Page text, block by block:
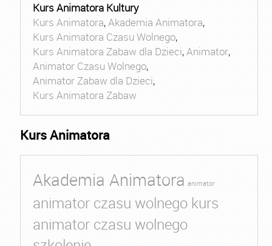
Kurs Animatora Kultury
Kurs Animatora,Akademia Animatora,
Kurs Animatora Czasu Wolnego,
Kurs Animatora Zabaw dla Dzieci,Animator,
Animator Czasu Wolnego,
Animator Zabaw dla Dzieci,
Kurs Animatora Zabaw
Kurs Animatora
Akademia Animatora animator
animator czasu wolnego kurs
animator czasu wolnego